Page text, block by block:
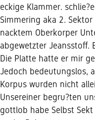
eckige Klammer.
Simmering aka 2.
nacktem Oberkorper
abgewetzter Jeansstoff.
Die Platte hatte er mir
Jedoch bedeutungslos,
Korpus wurden nicht
Unsereiner begru?ten
gottlob habe Selbst